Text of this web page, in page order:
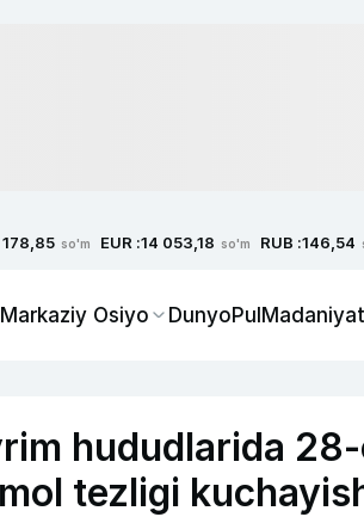
178,85 so'm EUR :14 053,18 so'm RUB :146,54
Markaziy Osiyo DunyoPulMadaniyat
hududlarida
tezligi